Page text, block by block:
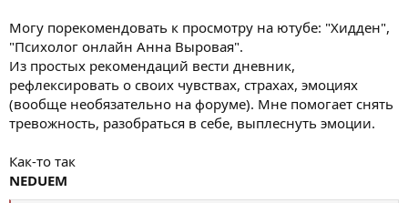
Могу порекомендовать к просмотру на ютубе: "Хидден",
"Психолог онлайн Анна Выровая".
Из простых рекомендаций вести дневник,
рефлексировать о своих чувствах, страхах, эмоциях
(вообще необязательно на форуме). Мне помогает снять
тревожность, разобраться в себе, выплеснуть эмоции.
Как-то так
NEDUEM